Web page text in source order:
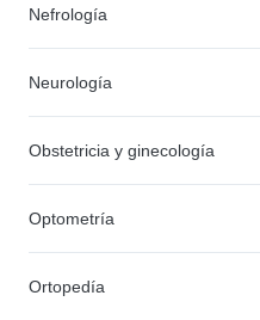
Nefrología
Neurología
Obstetricia y ginecología
Optometría
Ortopedía